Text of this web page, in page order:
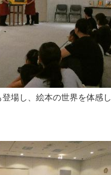
場し、絵本の世界を体感し